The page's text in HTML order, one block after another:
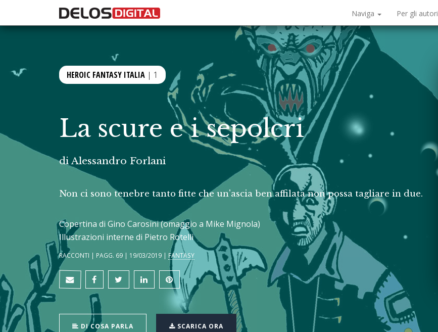
Naviga Per gli autori
HEROIC FANTASY ITALIA | 1
La scure e i sepolcri
diAlessandro Forlani
Non ci sono tenebre tanto fitte che un'ascia ben affilata non possa tagliare in due.
Copertina di Gino Carosini (omaggio a Mike Mignola)
Illustrazioni interne di Pietro Rotelli
RACCONTI | PAGG. 69 | 19/03/2019 | FANTASY
DI COSA PARLA SCARICA ORA